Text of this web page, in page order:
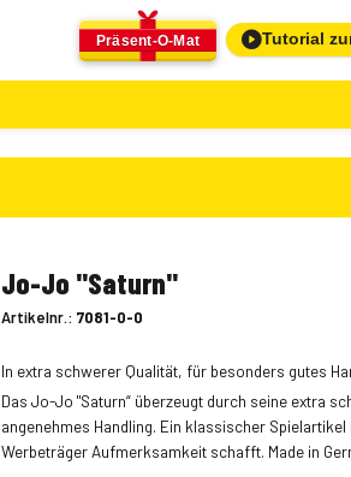
Präsent-O-Mat Tutorial
Jo-Jo "Saturn"
Artikelnr.: 7081-0-0
In extra schwerer Qualität, für besonders gutes
Das Jo-Jo "Saturn“ überzeugt durch seine extra
angenehmes Handling. Ein klassischer
Werbeträger Aufmerksamkeit schafft. Made in